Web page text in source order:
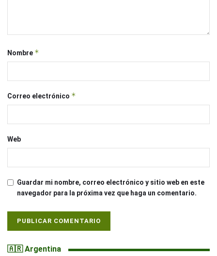
Nombre *
Correo electrónico *
Web
Guardar mi nombre, correo electrónico y sitio web en este
navegador para la próxima vez que haga un comentario.
🇦🇷 Argentina